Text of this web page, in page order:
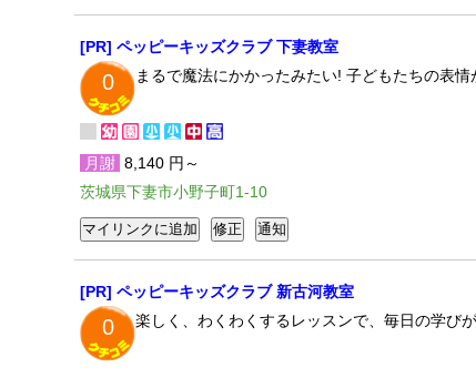
[PR] ペッピーキッズクラブ 下妻教室
0 まるで魔法にかかったみたい! 子どもたちの表
月謝 8,140 円～
茨城県下妻市小野子町1-10
[PR] ペッピーキッズクラブ 新古河教室
0 楽しく、わくわくするレッスンで、毎日の学び